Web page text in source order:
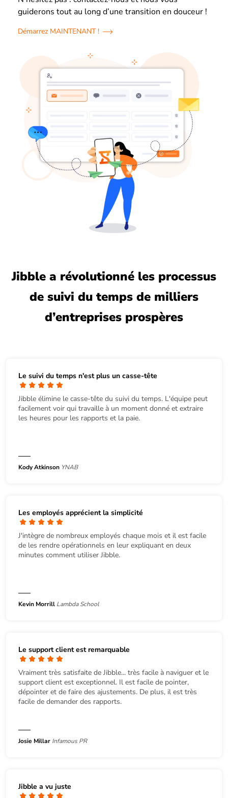
guiderons tout au long d’une transition en douceur !
Démarrez MAINTENANT !
Jibble a révolutionné les processus
de suivi du temps de milliers
d’entreprises prospères
Le suivi du temps n'est plus un casse-tête
Jibble élimine le casse-tête du suivi du temps. L'équipe peut
facilement voir qui travaille à un moment donné et extraire
les heures pour les rapports et la paie.
Kody Atkinson YNAB
Les employés apprécient la simplicité
J'intègre de nombreux employés chaque mois et il est facile
de les rendre opérationnels en leur expliquant en deux
minutes comment utiliser Jibble.
Kevin Morrill Lambda School
Le support client est remarquable
Vraiment très satisfaite de Jibble... très facile à naviguer et le
support client est exceptionnel. Il est facile de pointer,
dépointer et de faire des ajustements. De plus, il est très
facile de demander des rapports.
Josie Millar Infamous PR
Jibble a vu juste